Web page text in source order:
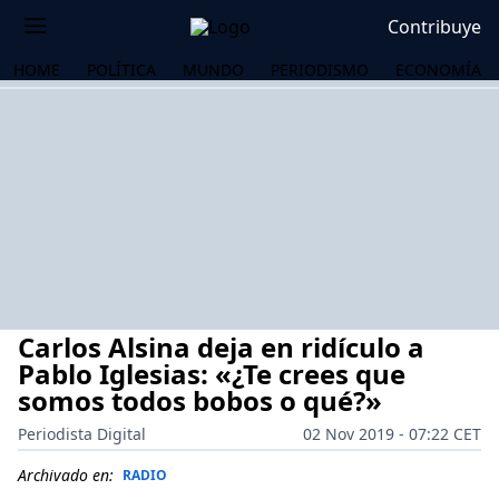
Contribuye
HOME POLÍTICA MUNDO PERIODISMO ECONOMÍA
Carlos Alsina deja en ridículo a
Pablo Iglesias: «¿Te crees que
somos todos bobos o qué?»
Periodista Digital
02 Nov 2019 - 07:22 CET
Archivado en: RADIO